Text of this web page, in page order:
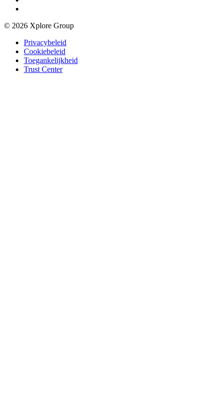
© 2026 Xplore Group
Privacybeleid
Cookiebeleid
Toegankelijkheid
Trust Center